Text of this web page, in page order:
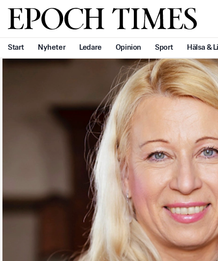
Svenska Epoch Times
Start Nyheter Ledare Opinion Sport Hälsa &